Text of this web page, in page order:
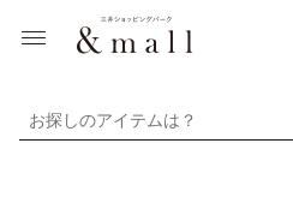
お探しのアイテムは？